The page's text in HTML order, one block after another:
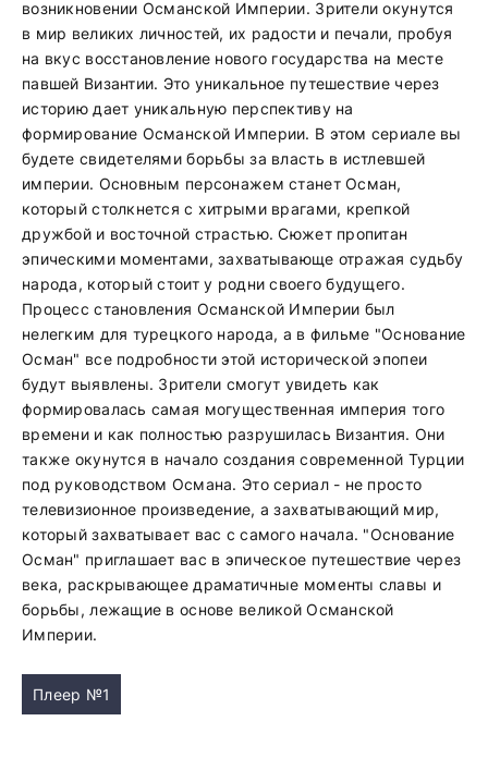
возникновении Османской Империи. Зрители окунутся
в мир великих личностей, их радости и печали, пробуя
на вкус восстановление нового государства на месте
павшей Византии. Это уникальное путешествие через
историю дает уникальную перспективу на
формирование Османской Империи. В этом сериале вы
будете свидетелями борьбы за власть в истлевшей
империи. Основным персонажем станет Осман,
который столкнется с хитрыми врагами, крепкой
дружбой и восточной страстью. Сюжет пропитан
эпическими моментами, захватывающе отражая судьбу
народа, который стоит у родни своего будущего.
Процесс становления Османской Империи был
нелегким для турецкого народа, а в фильме "Основание
Осман" все подробности этой исторической эпопеи
будут выявлены. Зрители смогут увидеть как
формировалась самая могущественная империя того
времени и как полностью разрушилась Византия. Они
также окунутся в начало создания современной Турции
под руководством Османа. Это сериал - не просто
телевизионное произведение, а захватывающий мир,
который захватывает вас с самого начала. "Основание
Осман" приглашает вас в эпическое путешествие через
века, раскрывающее драматичные моменты славы и
борьбы, лежащие в основе великой Османской
Империи.
Плеер №1